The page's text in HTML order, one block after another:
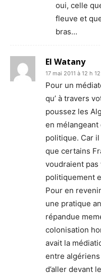
oui, celle
fleuve et
bras…
El Watany
17 mai 2011 à 12 h
Pour un
qu’ à travers
poussez les
en
politique. Car
que certains
voudraient
politiquement
Pour en
une pratique
répandue
colonisation
avait la
entre
d’aller devant